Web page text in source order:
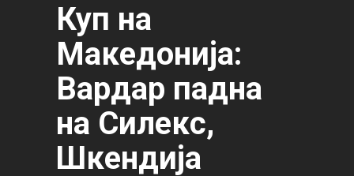
Куп на
Македонија:
Вардар падна
на Силекс,
Шкендија